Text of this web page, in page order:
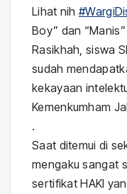
Lihat nih
Boy” dan
Rasikhah, siswa
sudah
kekayaan
Kemenkumham
.
Saat ditemui di
mengaku sangat
sertifikat HAKI